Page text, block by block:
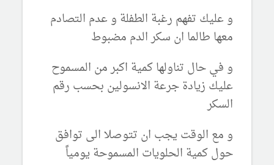
و عليك تفهم رغبة الطفلة و عدم التصادم
معها طالما ان سكر الدم مضبوط
و في حال تناولها كمية اكبر من المسموح
عليك زيادة جرعة الانسولين بحسب رقم
السكر
و مع الوقت يجب ان تتوصلا الى توافق
حول كمية الحلويات المسموحة يومياً